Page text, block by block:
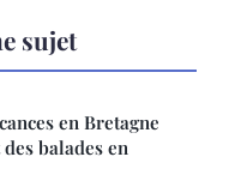
sujet
en Bretagne
balades en